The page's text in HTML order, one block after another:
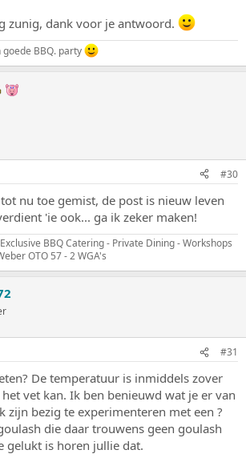
zunig, dank voor je antwoord.
BBQ. party
#30
nu toe gemist, de post is nieuw leven
'ie ook... ga ik zeker maken!
BBQ Catering - Private Dining - Workshops
OTO 57 - 2 WGA's
#31
De temperatuur is inmiddels zover
vet kan. Ik ben benieuwd wat je er van
zijn bezig te experimenteren met een ?
die daar trouwens geen goulash
gelukt is horen jullie dat.